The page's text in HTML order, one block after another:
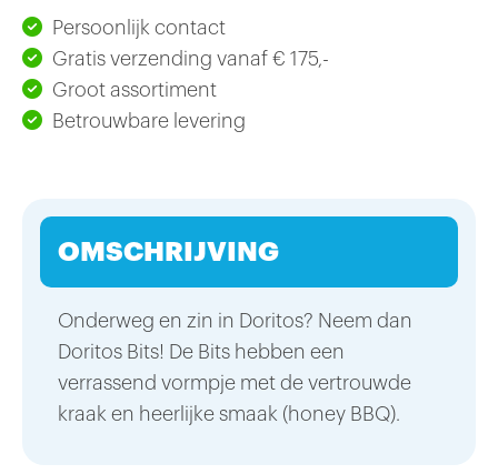
Persoonlijk contact
Gratis verzending vanaf € 175,-
Groot assortiment
Betrouwbare levering
OMSCHRIJVING
Onderweg en zin in Doritos? Neem dan
Doritos Bits! De Bits hebben een
verrassend vormpje met de vertrouwde
kraak en heerlijke smaak (honey BBQ).